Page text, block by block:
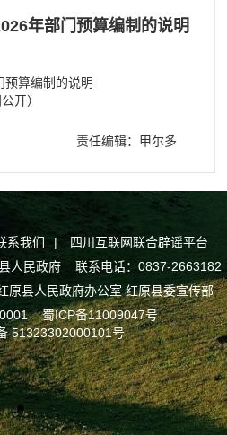
年部门预算编制的说明
预算编制的说明
开）
责任编辑：甲尔多
系我们 |
四川互联网联合辟谣平台
人民政府 联系电话：0837-2663182
原县人民政府办公室 红原县委宣传部
蜀ICP备11009047号
51323302000101号